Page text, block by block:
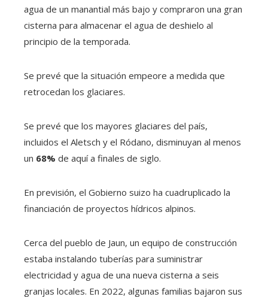
agua de un manantial más bajo y compraron una gran
cisterna para almacenar el agua de deshielo al
principio de la temporada.
Se prevé que la situación empeore a medida que
retrocedan los glaciares.
Se prevé que los mayores glaciares del país,
incluidos el Aletsch y el Ródano, disminuyan al menos
un 68% de aquí a finales de siglo.
En previsión, el Gobierno suizo ha cuadruplicado la
financiación de proyectos hídricos alpinos.
Cerca del pueblo de Jaun, un equipo de construcción
estaba instalando tuberías para suministrar
electricidad y agua de una nueva cisterna a seis
granjas locales. En 2022, algunas familias bajaron sus